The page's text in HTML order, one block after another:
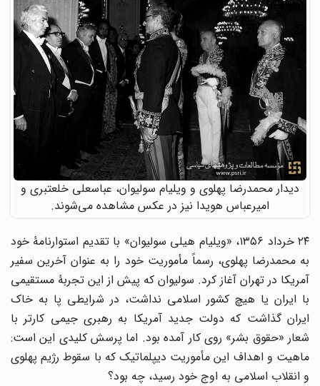
دیدار محمدرضا پهلوی و ویلیام سولیوان، عباسعلی خلعتبری و
امیرعباس هویدا نیز در عکس مشاهده می‌شوند.
۲۴ خرداد ۱۳۵۶، «ویلیام هیلی سولیوان» با تقدیم استوارنامۀ خود
به محمدرضا پهلوی، رسماً مأموریت خود را به عنوان آخرین سفیر
آمریکا در تهران آغاز کرد. سولیوان که پیش از این تجربۀ مستقیمی
با ایران یا هیچ کشور اسلامی نداشت، در شرایطی پا به خاک
ایران گذاشت که دولت جدید آمریکا به رهبری جیمی کارتر با
شعار «حقوق بشر» روی کار آمده بود. اما پرسش کلیدی این است:
ماهیت و اهداف این مأموریت دیپلماتیک که با سقوط رژیم پهلوی
و انقلاب اسلامی به اوج خود رسید، چه بود؟